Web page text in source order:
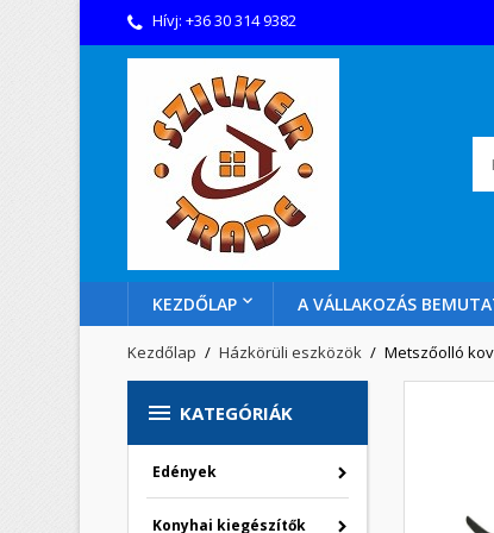
Hívj:+36 30 314 9382
KEZDŐLAP A VÁLLAKOZÁS
Kezdőlap Házkörüli eszközök Metszőolló
 KATEGÓRIÁK
Edények
Konyhai kiegészítők